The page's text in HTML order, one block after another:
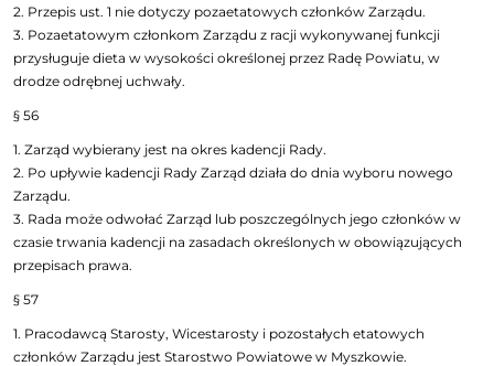
2. Przepis ust. 1 nie dotyczy pozaetatowych członków Zarządu.
3. Pozaetatowym członkom Zarządu z racji wykonywanej funkcji
przysługuje dieta w wysokości określonej przez Radę Powiatu, w
drodze odrębnej uchwały.
§ 56
1. Zarząd wybierany jest na okres kadencji Rady.
2. Po upływie kadencji Rady Zarząd działa do dnia wyboru nowego
Zarządu.
3. Rada może odwołać Zarząd lub poszczególnych jego członków w
czasie trwania kadencji na zasadach określonych w obowiązujących
przepisach prawa.
§ 57
1. Pracodawcą Starosty, Wicestarosty i pozostałych etatowych
członków Zarządu jest Starostwo Powiatowe w Myszkowie.